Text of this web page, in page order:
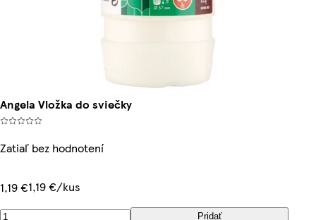
Angela Vložka do sviečky
Zatiaľ bez hodnotení
1,19 €1,19 €/kus
Pridať